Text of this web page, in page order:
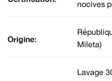
nocives
Origine:
Mileta)
Lavage